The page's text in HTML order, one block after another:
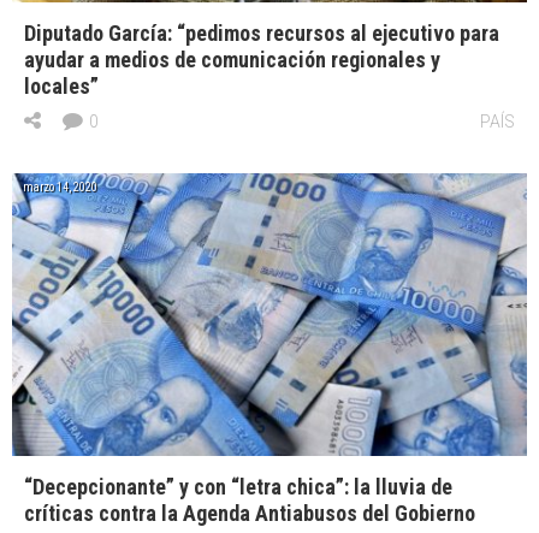
Diputado García: “pedimos recursos al ejecutivo para
ayudar a medios de comunicación regionales y
locales”
PAÍS
0
marzo 14, 2020
“Decepcionante” y con “letra chica”: la lluvia de
críticas contra la Agenda Antiabusos del Gobierno